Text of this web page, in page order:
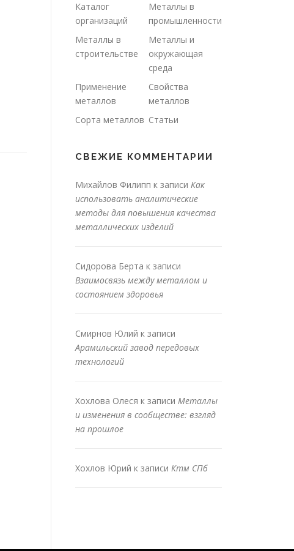
Каталог
организаций
Металлы в
промышленности
Металлы в
строительстве
Металлы и
окружающая
среда
Применение
металлов
Свойства
металлов
Сорта металлов Статьи
СВЕЖИЕ КОММЕНТАРИИ
Михайлов Филипп к записи Как
использовать аналитические
методы для повышения качества
металлических изделий
Сидорова Берта к записи
Взаимосвязь между металлом и
состоянием здоровья
Смирнов Юлий к записи
Арамильский завод передовых
технологий
Хохлова Олеся к записи Металлы
и изменения в сообществе: взгляд
на прошлое
Хохлов Юрий к записи Ктм СПб